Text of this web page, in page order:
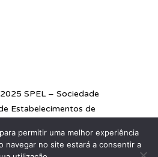
SPEL – Sociedade
Estabelecimentos de
permitir uma melhor experiência
navegar no site estará a consentir a